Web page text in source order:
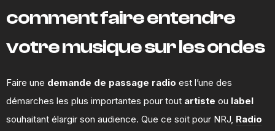
comment faire entendre
votre musique sur les ondes
Faire une demande de passage radio est l’une des
démarches les plus importantes pour tout artiste ou label
souhaitant élargir son audience. Que ce soit pour NRJ, Radio